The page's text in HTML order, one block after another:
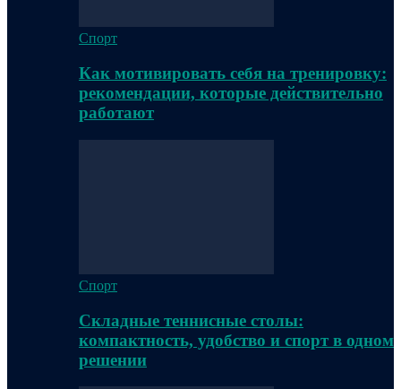
Спорт
Как мотивировать себя на тренировку:
рекомендации, которые действительно
работают
Спорт
Складные теннисные столы:
компактность, удобство и спорт в одном
решении